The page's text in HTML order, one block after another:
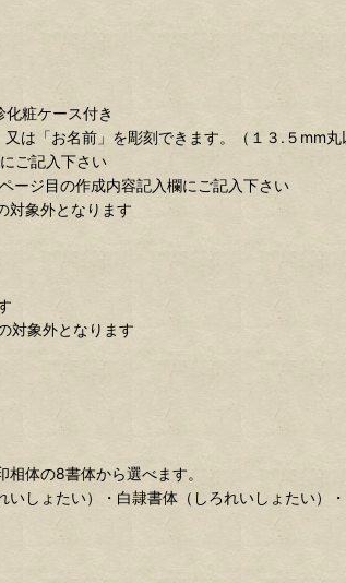
粧ケース付き
は「お名前」を彫刻できます。（１３.５mm
ご記入下さい
ージ目の作成内容記入欄にご記入下さい
対象外となります
対象外となります
体の8書体から選べます。
ょたい）・白隷書体（しろれいしょたい）